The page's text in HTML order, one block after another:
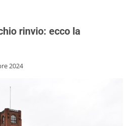
rinvio: ecco la
2024